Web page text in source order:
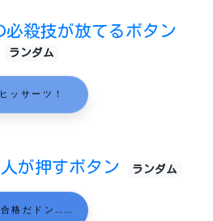
必殺技が放てるボタン
ランダム
ヒッサーツ！
が押すボタン ランダム
格だドン……